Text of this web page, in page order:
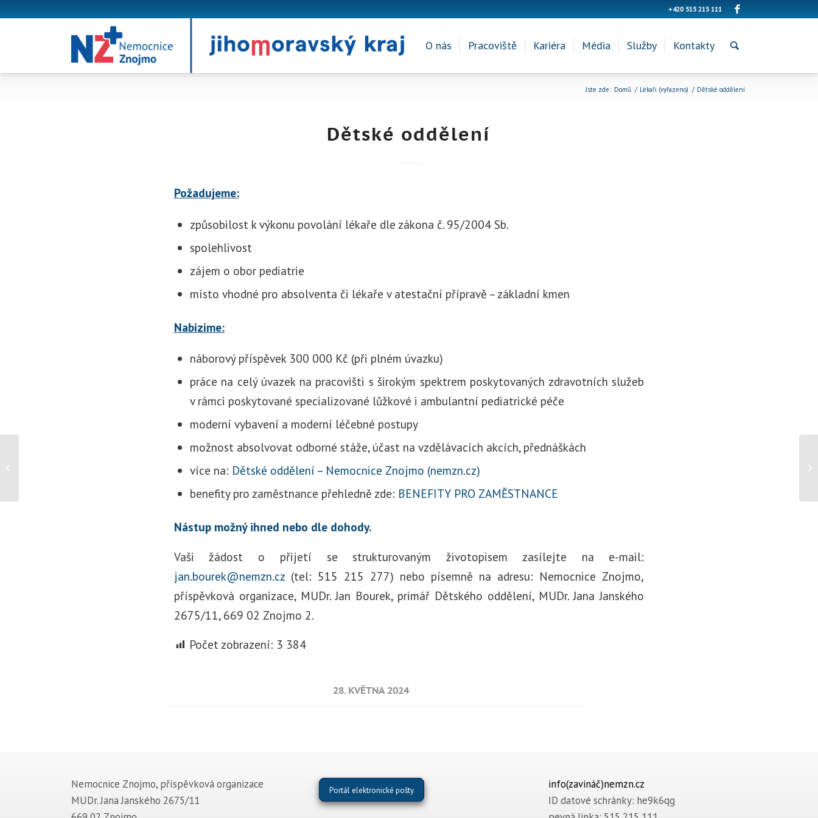
+420 515 215 111
O nás Pracoviště Kariéra Média Služby Kontakty
Jste zde: Domů / Lékaři (vyřazeno) / Dětské oddělení
Dětské oddělení
Požadujeme:
způsobilost k výkonu povolání lékaře dle zákona č. 95/2004 Sb.
spolehlivost
zájem o obor pediatrie
místo vhodné pro absolventa či lékaře v atestační přípravě – základní kmen
Nabízíme:
náborový příspěvek 300 000 Kč (při plném úvazku)
práce na celý úvazek na pracovišti s širokým spektrem poskytovaných zdravotních služeb
v rámci poskytované specializované lůžkové i ambulantní pediatrické péče
moderní vybavení a moderní léčebné postupy
možnost absolvovat odborné stáže, účast na vzdělávacích akcích, přednáškách
více na: Dětské oddělení – Nemocnice Znojmo (nemzn.cz)
benefity pro zaměstnance přehledně zde: BENEFITY PRO ZAMĚSTNANCE
Nástup možný ihned nebo dle dohody.
Vaši žádost o přijetí se strukturovaným životopisem zasílejte na e-mail:
jan.bourek@nemzn.cz(tel: 515 215 277) nebo písemně na adresu: Nemocnice Znojmo,
příspěvková organizace, MUDr. Jan Bourek, primář Dětského oddělení, MUDr. Jana Janského
2675/11, 669 02 Znojmo 2.
Počet zobrazení: 3 384
28. KVĚTNA 2024
/
Nemocnice Znojmo, příspěvková organizace
MUDr. Jana Janského 2675/11
Portál elektronické pošty
info(zavináč)nemzn.cz
ID datové schránky: he9k6qg